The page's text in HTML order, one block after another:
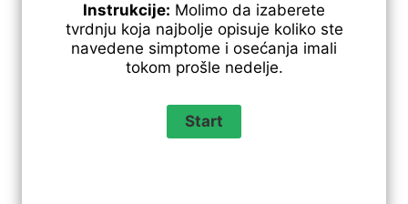
Instrukcije: Molimo da izaberete
tvrdnju koja najbolje opisuje koliko ste
navedene simptome i osećanja imali
tokom prošle nedelje.